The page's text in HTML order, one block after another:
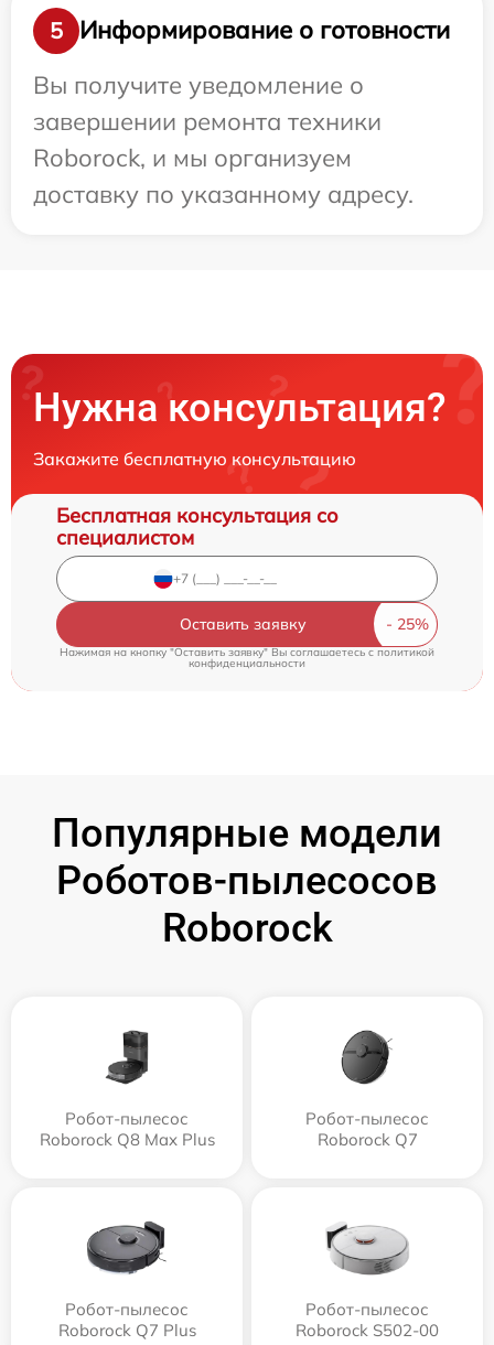
5
Информирование о готовности
Вы получите уведомление о
завершении ремонта техники
Roborock, и мы организуем
доставку по указанному адресу.
Нужна консультация?
Закажите бесплатную консультацию
Бесплатная консультация со
специалистом
Оставить заявку
Нажимая на кнопку "Оставить заявку" Вы соглашаетесь cполитикой
конфиденциальности
Популярные модели
Роботов-пылесосов
Roborock
Робот-пылесос
Roborock Q8 Max Plus
Робот-пылесос
Roborock Q7
Робот-пылесос
Roborock Q7 Plus
Робот-пылесос
Roborock S502-00